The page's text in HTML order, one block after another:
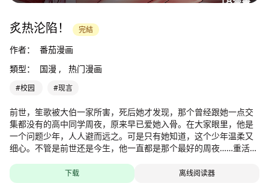
炙热沦陷！ 完結
作者：
番茄漫画
類型：
国漫 , 热门漫画
#校园 #现言
前世，笙歌被大伯一家所害，死后她才发现，那个曾经跟她一点交
集都没有的高中同学周夜，原来早已爱她入骨。在大家眼里，他是
一个问题少年，人人避而远之。可是只有她知道，这个少年温柔又
细心。不管是前世还是今生，他一直都是那个最好的周夜……重活一
下载
离线阅读器